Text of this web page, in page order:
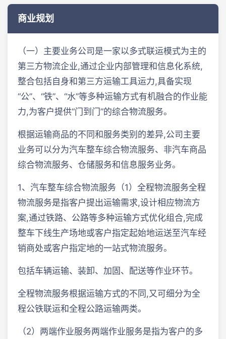
商业规划
（一）主要业务公司是一家以多式联运模式为主的
第三方物流企业,通过企业内部管理和信息化系统,
整合包括自身和第三方运输工具运力,具备实现
“公”、“铁”、“水”等多种运输方式有机融合的作业能
力,为客户提供“门到门”的综合物流服务。
根据运输商品的不同和服务类别的差异,公司主要
业务可以分为汽车整车综合物流服务、非汽车商品
综合物流服务、仓储服务和信息服务业务。
1、汽车整车综合物流服务（1）全程物流服务全程
物流服务是指客户提出运输需求,设计相应物流方
案,通过铁路、公路等多种运输方式优化组合,完成
整车下线生产场地或客户指定起始地运送至汽车经
销商处或客户指定地的一站式物流服务。
包括车辆运输、装卸、加固、配送等作业环节。
全程物流服务根据运输方式的不同,又可细分为全
程公铁联运和全程公路运输两类。
（2）两端作业服务两端作业服务是指为客户的多